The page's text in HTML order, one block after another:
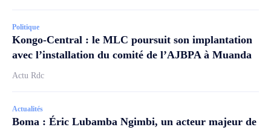
Politique
Kongo-Central : le MLC poursuit son implantation
avec l’installation du comité de l’AJBPA à Muanda
Actu Rdc
Actualités
Boma : Éric Lubamba Ngimbi, un acteur majeur de